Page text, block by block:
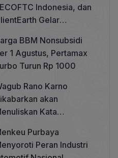
Indonesia, dan
Gelar
Tata Kelola
Sosial
BBM Nonsubsidi
1 Agustus, Pertamax
Turun Rp 1000
Rano Karno
akan
Kata
100 Tahun
Purbaya
Peran Industri